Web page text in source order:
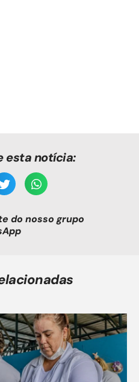
esta notícia:
do nosso grupo